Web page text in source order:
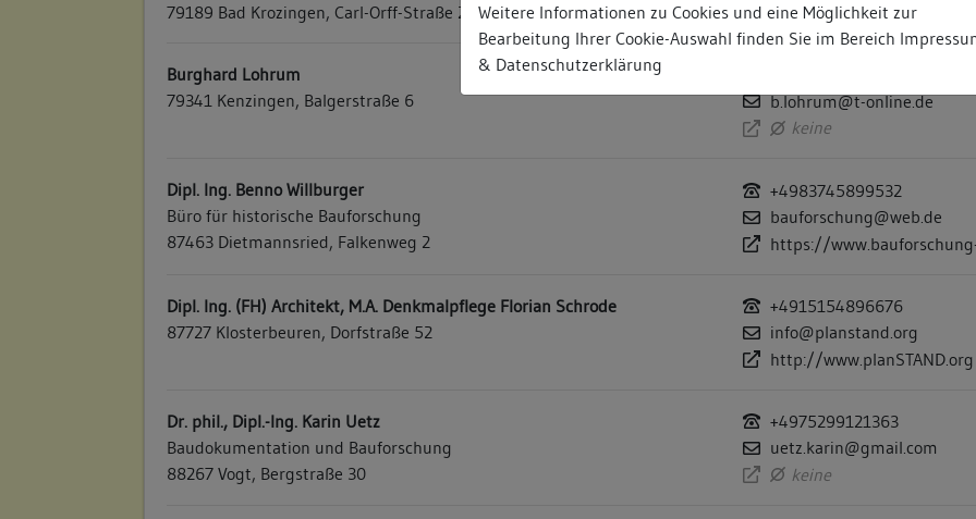
Weitere Informationen zu Cookies und eine Möglichkeit zur
Bearbeitung Ihrer Cookie-Auswahl finden Sie im Bereich
& Datenschutzerklärung
79189 Bad Krozingen, Carl-Orff-Straße 25
Burghard Lohrum
79341 Kenzingen, Balgerstraße 6
b.lohrum@t-online.de
keine
Dipl. Ing. Benno Willburger
Büro für historische Bauforschung
87463 Dietmannsried, Falkenweg 2
+4983745899532
bauforschung@web.de
https://
Dipl. Ing. (FH) Architekt, M.A. Denkmalpflege Florian Schrode
87727 Klosterbeuren, Dorfstraße 52
+4915154896676
info@planstand.org
http://www.planSTAND.org
Dr. phil., Dipl.-Ing. Karin Uetz
Baudokumentation und Bauforschung
88267 Vogt, Bergstraße 30
+4975299121363
uetz.karin@gmail.com
keine